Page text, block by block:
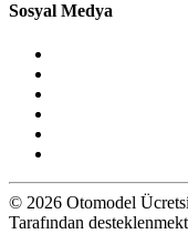
Sosyal Medya
© 2026 Otomodel
Tarafından